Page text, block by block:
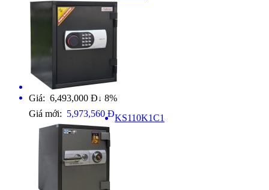
Giá: 6,493,000 Đ ↓ 8%
Giá mới: 5,973,560 ĐKS110K1C1